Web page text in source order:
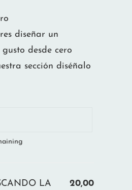
diseñar un
desde cero
sección diséñalo
LA
20,00